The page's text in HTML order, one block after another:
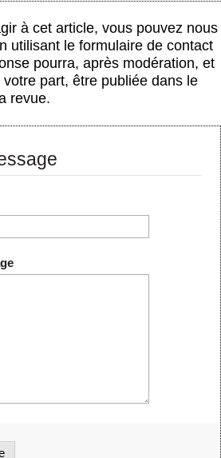
à cet article, vous pouvez nous
utilisant le formulaire de contact
pourra, après modération, et
part, être publiée dans le
revue.